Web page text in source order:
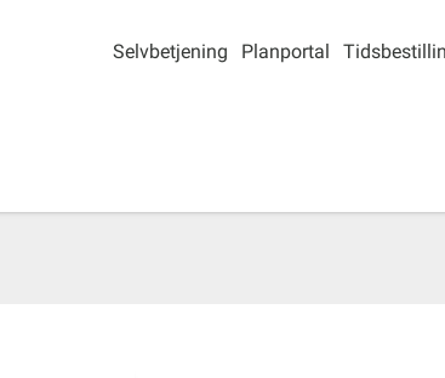
kl-GL
Selvbetjening Planportal